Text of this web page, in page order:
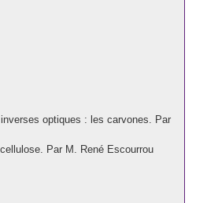
optiques : les carvones. Par
Par M. René Escourrou